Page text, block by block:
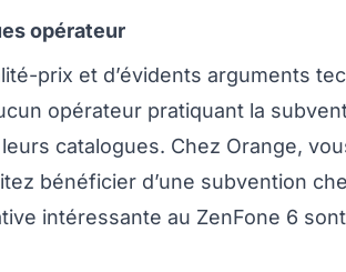
opérateur
prix et d’évidents arguments
opérateur pratiquant la
catalogues. Chez Orange,
bénéficier d’une subvention
intéressante au ZenFone 6